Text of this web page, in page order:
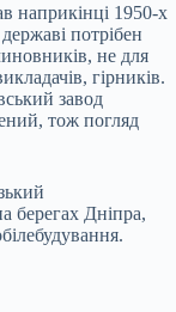
наприкінці 1950-х
потрібен
не для
гірників.
завод
тож погляд
берегах Дніпра,